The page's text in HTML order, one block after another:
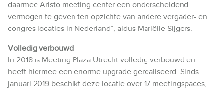
daarmee Aristo meeting center een onderscheidend
vermogen te geven ten opzichte van andere vergader- en
congres locaties in Nederland”, aldus Mariëlle Sijgers.
Volledig verbouwd
In 2018 is Meeting Plaza Utrecht volledig verbouwd en
heeft hiermee een enorme upgrade gerealiseerd. Sinds
januari 2019 beschikt deze locatie over 17 meetingspaces,